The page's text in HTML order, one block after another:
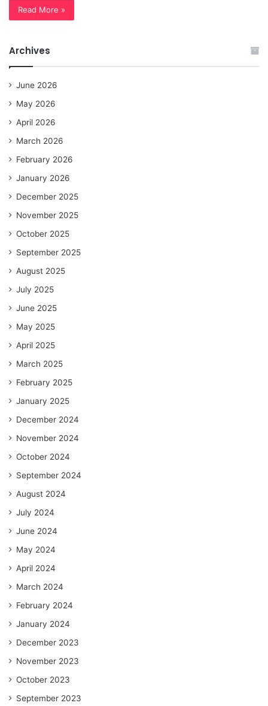
Read More »
Archives
June 2026
May 2026
April 2026
March 2026
February 2026
January 2026
December 2025
November 2025
October 2025
September 2025
August 2025
July 2025
June 2025
May 2025
April 2025
March 2025
February 2025
January 2025
December 2024
November 2024
October 2024
September 2024
August 2024
July 2024
June 2024
May 2024
April 2024
March 2024
February 2024
January 2024
December 2023
November 2023
October 2023
September 2023